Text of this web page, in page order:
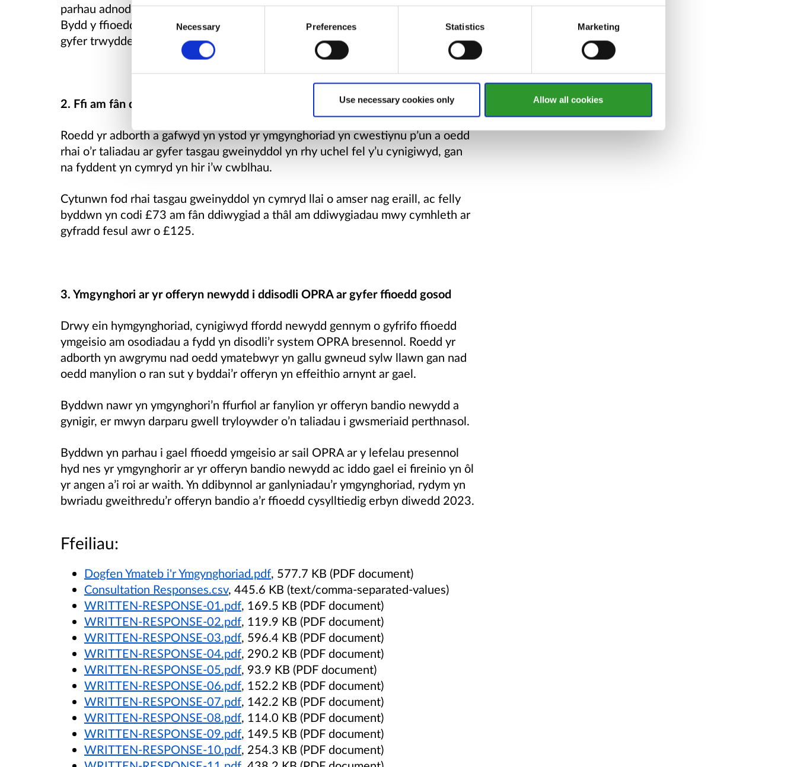
Consent
Selection
Necessary Preferences Statistics Marketing
Use necessary cookies only Allow all cookies
parhau adnoddau dŵr i ariannu gweddill y gost o benderfynu ar y ceisiadau hyn.
Bydd y ffioedd ymgeisio hyn yn £15 ar gyfer trwyddedau tynnu dŵr a £1,500 ar
gyfer trwyddedau cronni dŵr neu drwyddedau trosglwyddo.
2. Ffi am fân ddiwygiad ar gyfer trwyddedau rhywogaethau
Roedd yr adborth a gafwyd yn ystod yr ymgynghoriad yn cwestiynu p’un a oedd
rhai o’r taliadau ar gyfer tasgau gweinyddol yn rhy uchel fel y’u cynigiwyd, gan
na fyddent yn cymryd yn hir i’w cwblhau.
Cytunwn fod rhai tasgau gweinyddol yn cymryd llai o amser nag eraill, ac felly
byddwn yn codi £73 am fân ddiwygiad a thâl am ddiwygiadau mwy cymhleth ar
gyfradd fesul awr o £125.
3. Ymgynghori ar yr offeryn newydd i ddisodli OPRA ar gyfer ffioedd gosod
Drwy ein hymgynghoriad, cynigiwyd ffordd newydd gennym o gyfrifo ffioedd
ymgeisio am osodiadau a fydd yn disodli’r system OPRA bresennol. Roedd yr
adborth yn awgrymu nad oedd ymatebwyr yn gallu gwneud sylw llawn gan nad
oedd manylion o ran sut y byddai’r offeryn yn effeithio arnynt ar gael.
Byddwn nawr yn ymgynghori’n ffurfiol ar fanylion yr offeryn bandio newydd a
gynigir, er mwyn darparu gwell tryloywder o’n taliadau i gwsmeriaid perthnasol.
Byddwn yn parhau i gael ffioedd ymgeisio ar sail OPRA ar y lefelau presennol
hyd nes yr ymgynghorir ar yr offeryn bandio newydd ac iddo gael ei fireinio yn ôl
yr angen a’i roi ar waith. Yn ddibynnol ar ganlyniadau’r ymgynghoriad, rydym yn
bwriadu gweithredu’r offeryn bandio a’r ffioedd cysylltiedig erbyn diwedd 2023.
Ffeiliau:
Dogfen Ymateb i'r Ymgynghoriad.pdf, 577.7 KB (PDF document)
Consultation Responses.csv, 445.6 KB (text/comma-separated-values)
WRITTEN-RESPONSE-01.pdf, 169.5 KB (PDF document)
WRITTEN-RESPONSE-02.pdf, 119.9 KB (PDF document)
WRITTEN-RESPONSE-03.pdf, 596.4 KB (PDF document)
WRITTEN-RESPONSE-04.pdf, 290.2 KB (PDF document)
WRITTEN-RESPONSE-05.pdf, 93.9 KB (PDF document)
WRITTEN-RESPONSE-06.pdf, 152.2 KB (PDF document)
WRITTEN-RESPONSE-07.pdf, 142.2 KB (PDF document)
WRITTEN-RESPONSE-08.pdf, 114.0 KB (PDF document)
WRITTEN-RESPONSE-09.pdf, 149.5 KB (PDF document)
WRITTEN-RESPONSE-10.pdf, 254.3 KB (PDF document)